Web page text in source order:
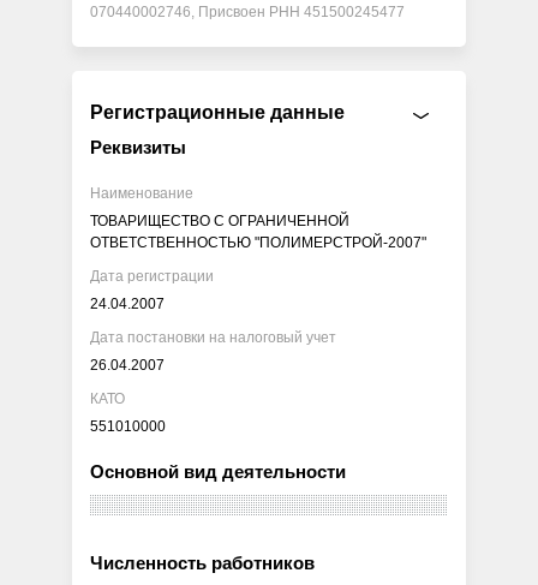
070440002746, Присвоен РНН 451500245477
Регистрационные данные
Реквизиты
Наименование
ТОВАРИЩЕСТВО С ОГРАНИЧЕННОЙ
ОТВЕТСТВЕННОСТЬЮ "ПОЛИМЕРСТРОЙ-2007"
Дата регистрации
24.04.2007
Дата постановки на налоговый учет
26.04.2007
КАТО
551010000
Основной вид деятельности
Численность работников